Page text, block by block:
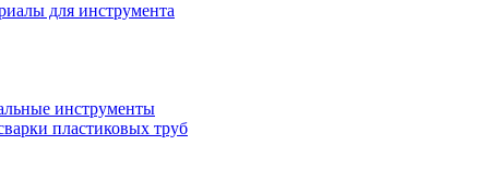
для инструмента
инструменты
пластиковых труб